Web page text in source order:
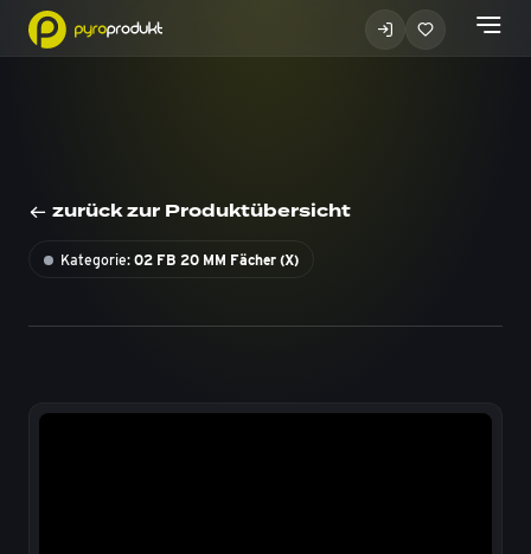
zurück zur Produktübersicht
Kategorie: 02 FB 20 MM Fächer (X)